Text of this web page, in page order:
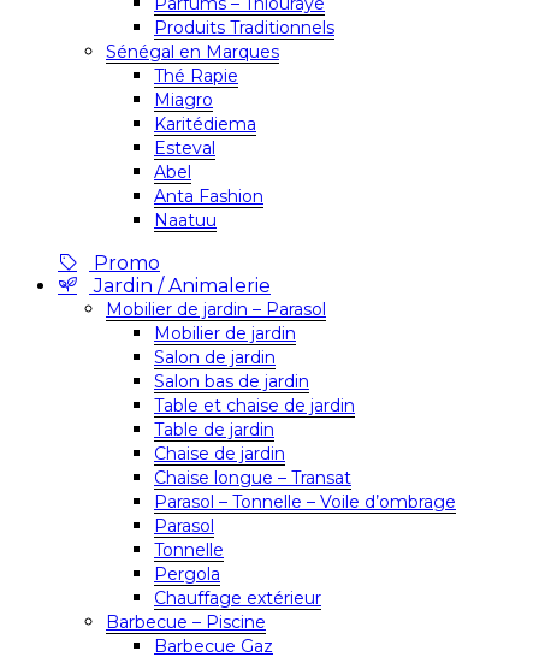
Produits Traditionnels
Sénégal en Marques
Thé Rapie
Miagro
Karitédiema
Esteval
Abel
Anta Fashion
Naatuu
Promo
Jardin / Animalerie
Mobilier de jardin – Parasol
Mobilier de jardin
Salon de jardin
Salon bas de jardin
Table et chaise de jardin
Table de jardin
Chaise de jardin
Chaise longue – Transat
Parasol – Tonnelle – Voile d’ombrage
Parasol
Tonnelle
Pergola
Chauffage extérieur
Barbecue – Piscine
Barbecue Gaz